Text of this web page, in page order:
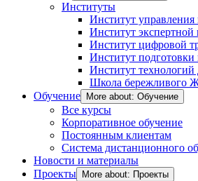
Институты
Институт
Институт экспертной
Институт цифровой
Институт
Институт технологий
Школа
Обучение
More about: Обучение
Все курсы
Корпоративное обучение
Постоянным клиентам
Система дистанционного
Новости и материалы
Проекты
More about: Проекты